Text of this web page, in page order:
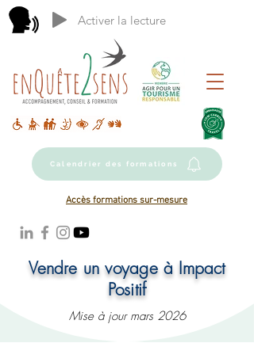
Activer la lecture
Accès formations sur-mesure
Calendrier des formations
Vendre un voyage à Impact
Positif
Mise à jour mars 2026